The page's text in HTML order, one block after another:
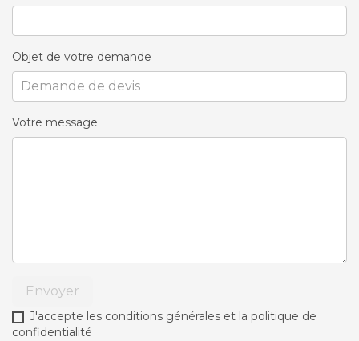
Objet de votre demande
Votre message
Envoyer
J'accepte les conditions générales et la politique de
confidentialité